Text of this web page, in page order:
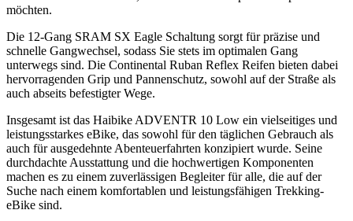
möchten.
Die 12-Gang SRAM SX Eagle Schaltung sorgt für präzise und
schnelle Gangwechsel, sodass Sie stets im optimalen Gang
unterwegs sind. Die Continental Ruban Reflex Reifen bieten dabei
hervorragenden Grip und Pannenschutz, sowohl auf der Straße als
auch abseits befestigter Wege.
Insgesamt ist das Haibike ADVENTR 10 Low ein vielseitiges und
leistungsstarkes eBike, das sowohl für den täglichen Gebrauch als
auch für ausgedehnte Abenteuerfahrten konzipiert wurde. Seine
durchdachte Ausstattung und die hochwertigen Komponenten
machen es zu einem zuverlässigen Begleiter für alle, die auf der
Suche nach einem komfortablen und leistungsfähigen Trekking-
eBike sind.